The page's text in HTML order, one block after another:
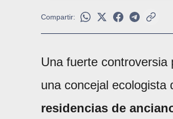
Compartir:
Una fuerte
una concejal ecologista
residencias de